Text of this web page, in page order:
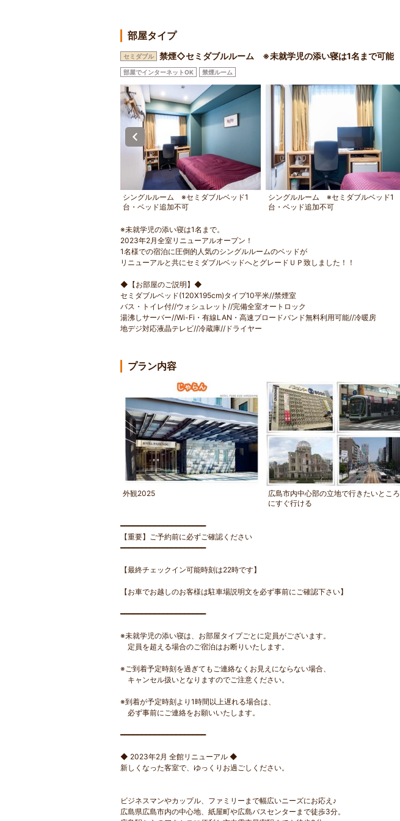
部屋タイプ
セミダブル 禁煙◇セミダブルルーム ※未就学児の添い寝は1名まで可能
部屋でインターネットOK 禁煙ルーム
シングルルーム ※セミダブルベッド1
台・ベッド追加不可
シングルルーム ※セミダブルベッド1
台・ベッド追加不可
※未就学児の添い寝は1名まで。
2023年2月全室リニューアルオープン！
1名様での宿泊に圧倒的人気のシングルルームのベッドが
リニューアルと共にセミダブルベッドへとグレードＵＰ致しました！！
◆【お部屋のご説明】◆
セミダブルベッド(120X195cm)タイプ10平米//禁煙室
バス・トイレ付//ウォシュレット//完備全室オートロック
湯沸しサーバー//Wi-Fi・有線LAN・高速ブロードバンド無料利用可能//冷暖房
地デジ対応液晶テレビ//冷蔵庫//ドライヤー
プラン内容
外観2025
広島市内中心部の立地で行きたいところ
にすぐ行ける
━━━━━━━━━━━━━━━━━━━━
【重要】ご予約前に必ずご確認ください
━━━━━━━━━━━━━━━━━━━━
【最終チェックイン可能時刻は22時です】
【お車でお越しのお客様は駐車場説明文を必ず事前にご確認下さい】
━━━━━━━━━━━━━━━━━━━━
※未就学児の添い寝は、お部屋タイプごとに定員がございます。
定員を超える場合のご宿泊はお断りいたします。
※ご到着予定時刻を過ぎてもご連絡なくお見えにならない場合、
キャンセル扱いとなりますのでご注意ください。
※到着が予定時刻より1時間以上遅れる場合は、
必ず事前にご連絡をお願いいたします。
━━━━━━━━━━━━━━━━━━━━
◆ 2023年2月 全館リニューアル ◆
新しくなった客室で、ゆっくりお過ごしください。
ビジネスマンやカップル、ファミリーまで幅広いニーズにお応え♪
広島県広島市内の中心地、紙屋町や広島バスセンターまで徒歩3分。